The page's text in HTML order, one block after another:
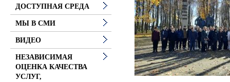
ДОСТУПНАЯ СРЕДА
МЫ В СМИ
ВИДЕО
НЕЗАВИСИМАЯ
ОЦЕНКА КАЧЕСТВА
УСЛУГ,